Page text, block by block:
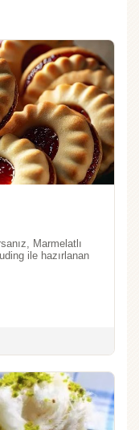
Marmelatlı
ile hazırlanan